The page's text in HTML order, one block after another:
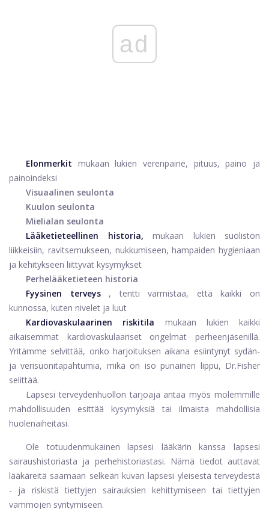
ad
Elonmerkit mukaan lukien verenpaine, pituus, paino ja
painoindeksi
Visuaalinen seulonta
Kuulon seulonta
Mielialan seulonta
Lääketieteellinen historia,
mukaan lukien suoliston
liikkeisiin, ravitsemukseen, nukkumiseen, hampaiden hygieniaan
ja kehitykseen liittyvät kysymykset
Perhelääketieteen historia
Fyysinen terveys
, tentti varmistaa, että kaikki on
kunnossa, kuten nivelet ja luut
Kardiovaskulaarinen riskitila
mukaan lukien kaikki
aikaisemmat kardiovaskulaariset ongelmat perheenjäsenillä.
Yritämme selvittää, onko harjoituksen aikana esiintynyt sydän-
ja verisuonitapahtumia, mikä on iso punainen lippu, Dr.Fisher
selittää.
Lapsesi terveydenhuollon tarjoaja antaa myös molemmille
mahdollisuuden esittää kysymyksiä tai ilmaista mahdollisia
huolenaiheitasi.
Ole totuudenmukainen lapsesi lääkärin kanssa lapsesi
sairaushistoriasta ja perhehistoriastasi. Nämä tiedot auttavat
lääkäreitä saamaan selkeän kuvan lapsesi yleisestä terveydestä
- ja riskistä tiettyjen sairauksien kehittymiseen tai tiettyjen
vammojen syntymiseen.